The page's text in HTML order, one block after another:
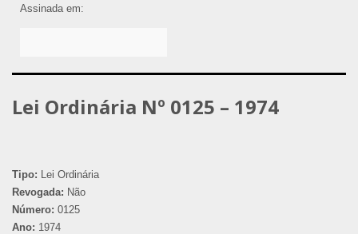
Assinada em:
Lei Ordinária Nº 0125 – 1974
Tipo: Lei Ordinária
Revogada: Não
Número: 0125
Ano: 1974